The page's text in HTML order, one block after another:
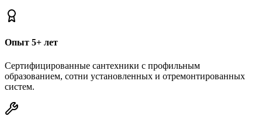
Опыт 5+ лет
Сертифицированные сантехники с профильным
образованием, сотни установленных и отремонтированных
систем.